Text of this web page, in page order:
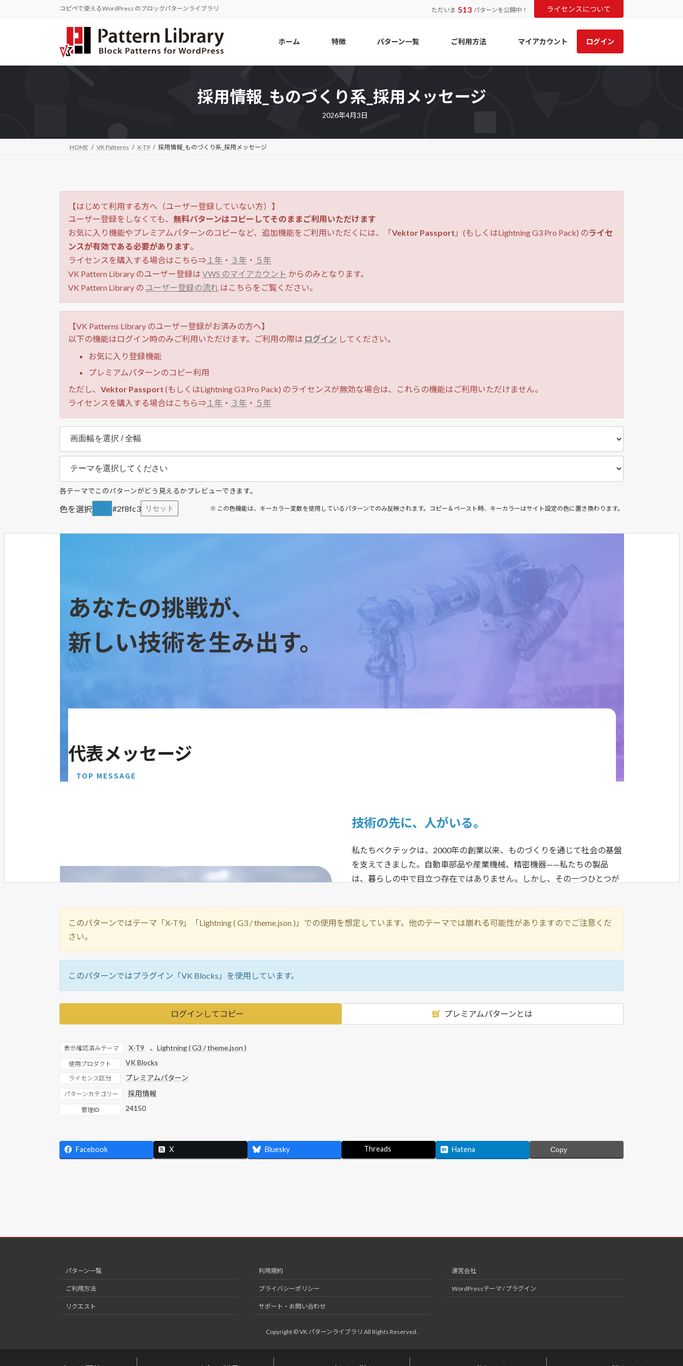
へ
ョ
コピペで使えるWordPress のブロックパターンライブラリ ただいま 513 パターンを公開中！ ライセンスについて
ホーム 特徴 パターン一覧 ご利用方法 マイアカウント ログイン
採用情報_ものづくり系_採用メッセージ
2026年4月3日
HOME VK Patterns X-T9 採用情報_ものづくり系_採用メッセージ
【はじめて利用する方へ（ユーザー登録していない方）】
ユーザー登録をしなくても、 無料パターンはコピーしてそのままご利用いただけます
お気に入り機能やプレミアムパターンのコピーなど、追加機能をご利用いただくには、「Vektor Passport 」(もしくはLightning G3 Pro Pack) のライセ
ンスが有効である必要があります。
ライセンスを購入する場合はこちら⇒ １年 ・ ３年 ・ ５年
VK Pattern Library のユーザー登録は VWS のマイアカウント からのみとなります。
VK Pattern Library の ユーザー登録の流れ はこちらをご覧ください。
【VK Patterns Library のユーザー登録がお済みの方へ】
以下の機能はログイン時のみご利用いただけます。ご利用の際は ログイン してください。
お気に入り登録機能
プレミアムパターンのコピー利用
ただし、 Vektor Passport (もしくはLightning G3 Pro Pack) のライセンスが無効な場合は、これらの機能はご利用いただけません。
ライセンスを購入する場合はこちら⇒ １年 ・ ３年 ・ ５年
各テーマでこのパターンがどう見えるかプレビューできます。
色を選択 #2f8fc3 リセット ※ この色機能は、キーカラー変数を使用しているパターンでのみ反映されます。コピー＆ペースト時、キーカラーはサイト設定の色に置き換わります。
このパターンではテーマ「X-T9」「Lightning ( G3 / theme.json )」での使用を想定しています。他のテーマでは崩れる可能性がありますのでご注意くだ
さい。
このパターンではプラグイン「VK Blocks」を使用しています。
ログインしてコピー プレミアムパターンとは
表示確認済みテーマ X-T9 、Lightning ( G3 / theme.json )
使用プロダクト VK Blocks
ライセンス区分 プレミアムパターン
パターンカテゴリー 採用情報
管理ID 24150
Facebook X Bluesky Threads Hatena Copy
パターン一覧
ご利用方法
リクエスト
利用規約
プライバシーポリシー
サポート・お問い合わせ
運営会社
WordPressテーマ / プラグイン
Copyright © VK パターンライブラリ All Rights Reserved.